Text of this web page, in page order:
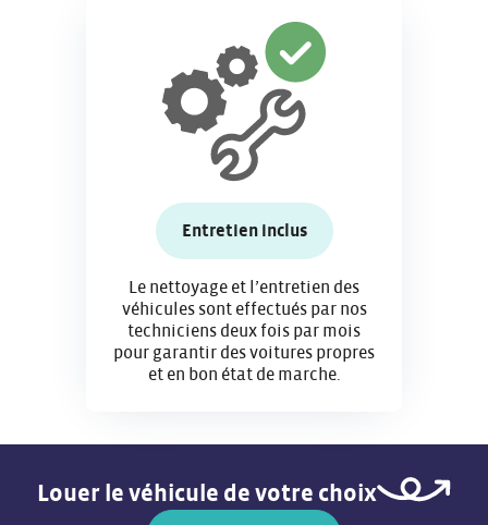
Entretien inclus
Le nettoyage et l’entretien des
véhicules sont effectués par nos
techniciens deux fois par mois
pour garantir des voitures propres
et en bon état de marche.
Louer le véhicule de votre choix